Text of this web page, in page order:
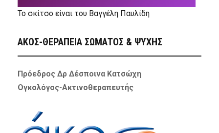
Το σκίτσο είναι του Βαγγέλη Παυλίδη
ΑΚΟΣ-ΘΕΡΑΠΕΙΑ ΣΩΜΑΤΟΣ & ΨΥΧΗΣ
Πρόεδρος Δρ Δέσποινα Κατσώχη
Ογκολόγος-Ακτινοθεραπευτής